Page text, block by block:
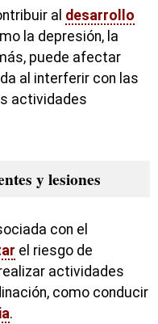
al desarrollo
la depresión, la
puede afectar
al interferir con las
actividades
y lesiones
con el
el riesgo de
actividades
como conducir
.